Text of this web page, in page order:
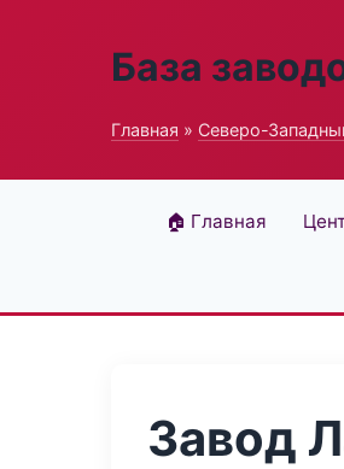
База
Главная » Северо-
🏠 Главная
Завод